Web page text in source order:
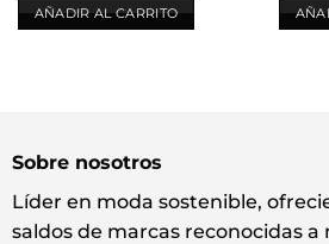
AÑADIR AL CARRITO
Sobre nosotros
Líder en moda sostenible,
saldos de marcas reconocidas a